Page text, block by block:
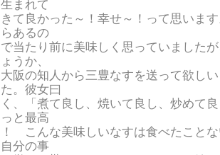
生まれて
きて良かった～！幸せ～！って思いま
らあるの
で当たり前に美味しく思っていました
ょうか、
大阪の知人から三豊なすを送って欲し
た。彼女曰
く、「煮て良し、焼いて良し、炒めて
っと最高
！ こんな美味しいなすは食べたこと
自分の事